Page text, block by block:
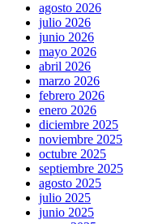
agosto 2026
julio 2026
junio 2026
mayo 2026
abril 2026
marzo 2026
febrero 2026
enero 2026
diciembre 2025
noviembre 2025
octubre 2025
septiembre 2025
agosto 2025
julio 2025
junio 2025